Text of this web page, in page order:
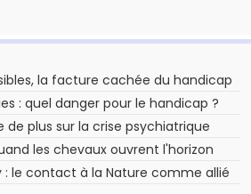
la facture cachée du handicap
: quel danger pour le handicap ?
de plus sur la crise psychiatrique
les chevaux ouvrent l'horizon
: le contact à la Nature comme allié